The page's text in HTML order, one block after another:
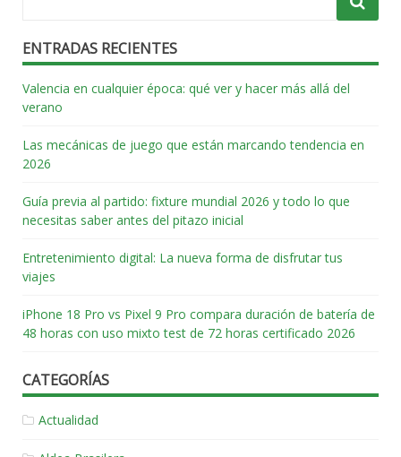
ENTRADAS RECIENTES
Valencia en cualquier época: qué ver y hacer más allá del
verano
Las mecánicas de juego que están marcando tendencia en
2026
Guía previa al partido: fixture mundial 2026 y todo lo que
necesitas saber antes del pitazo inicial
Entretenimiento digital: La nueva forma de disfrutar tus
viajes
iPhone 18 Pro vs Pixel 9 Pro compara duración de batería de
48 horas con uso mixto test de 72 horas certificado 2026
CATEGORÍAS
Actualidad